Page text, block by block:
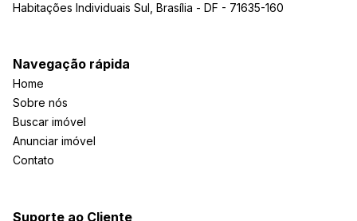
Habitações Individuais Sul, Brasília - DF - 71635-160
Navegação rápida
Home
Sobre nós
Buscar imóvel
Anunciar imóvel
Contato
Suporte ao Cliente